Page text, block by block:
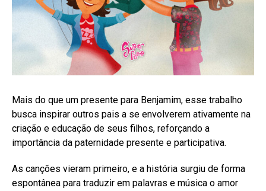
Mais do que um presente para Benjamim, esse trabalho
busca inspirar outros pais a se envolverem ativamente na
criação e educação de seus filhos, reforçando a
importância da paternidade presente e participativa.
As canções vieram primeiro, e a história surgiu de forma
espontânea para traduzir em palavras e música o amor